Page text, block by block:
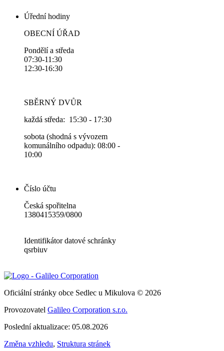
Úřední hodiny
OBECNÍ ÚŘAD
Pondělí a středa
07:30-11:30
12:30-16:30
SBĚRNÝ DVŮR
každá středa: 15:30 - 17:30
sobota (shodná s vývozem
komunálního odpadu): 08:00 -
10:00
Číslo účtu
Česká spořitelna
1380415359/0800
Identifikátor datové schránky
qsrbiuv
Oficiální stránky obce Sedlec u Mikulova © 2026
Provozovatel Galileo Corporation s.r.o.
Poslední aktualizace: 05.08.2026
Změna vzhledu, Struktura stránek